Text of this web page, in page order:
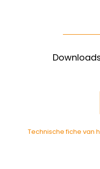
Technische fiche van